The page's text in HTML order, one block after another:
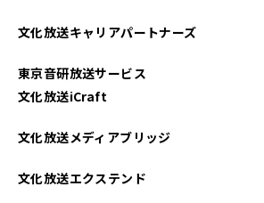
文化放送キャリアパートナーズ
東京音研放送サービス
文化放送iCraft
文化放送メディアブリッジ
文化放送エクステンド